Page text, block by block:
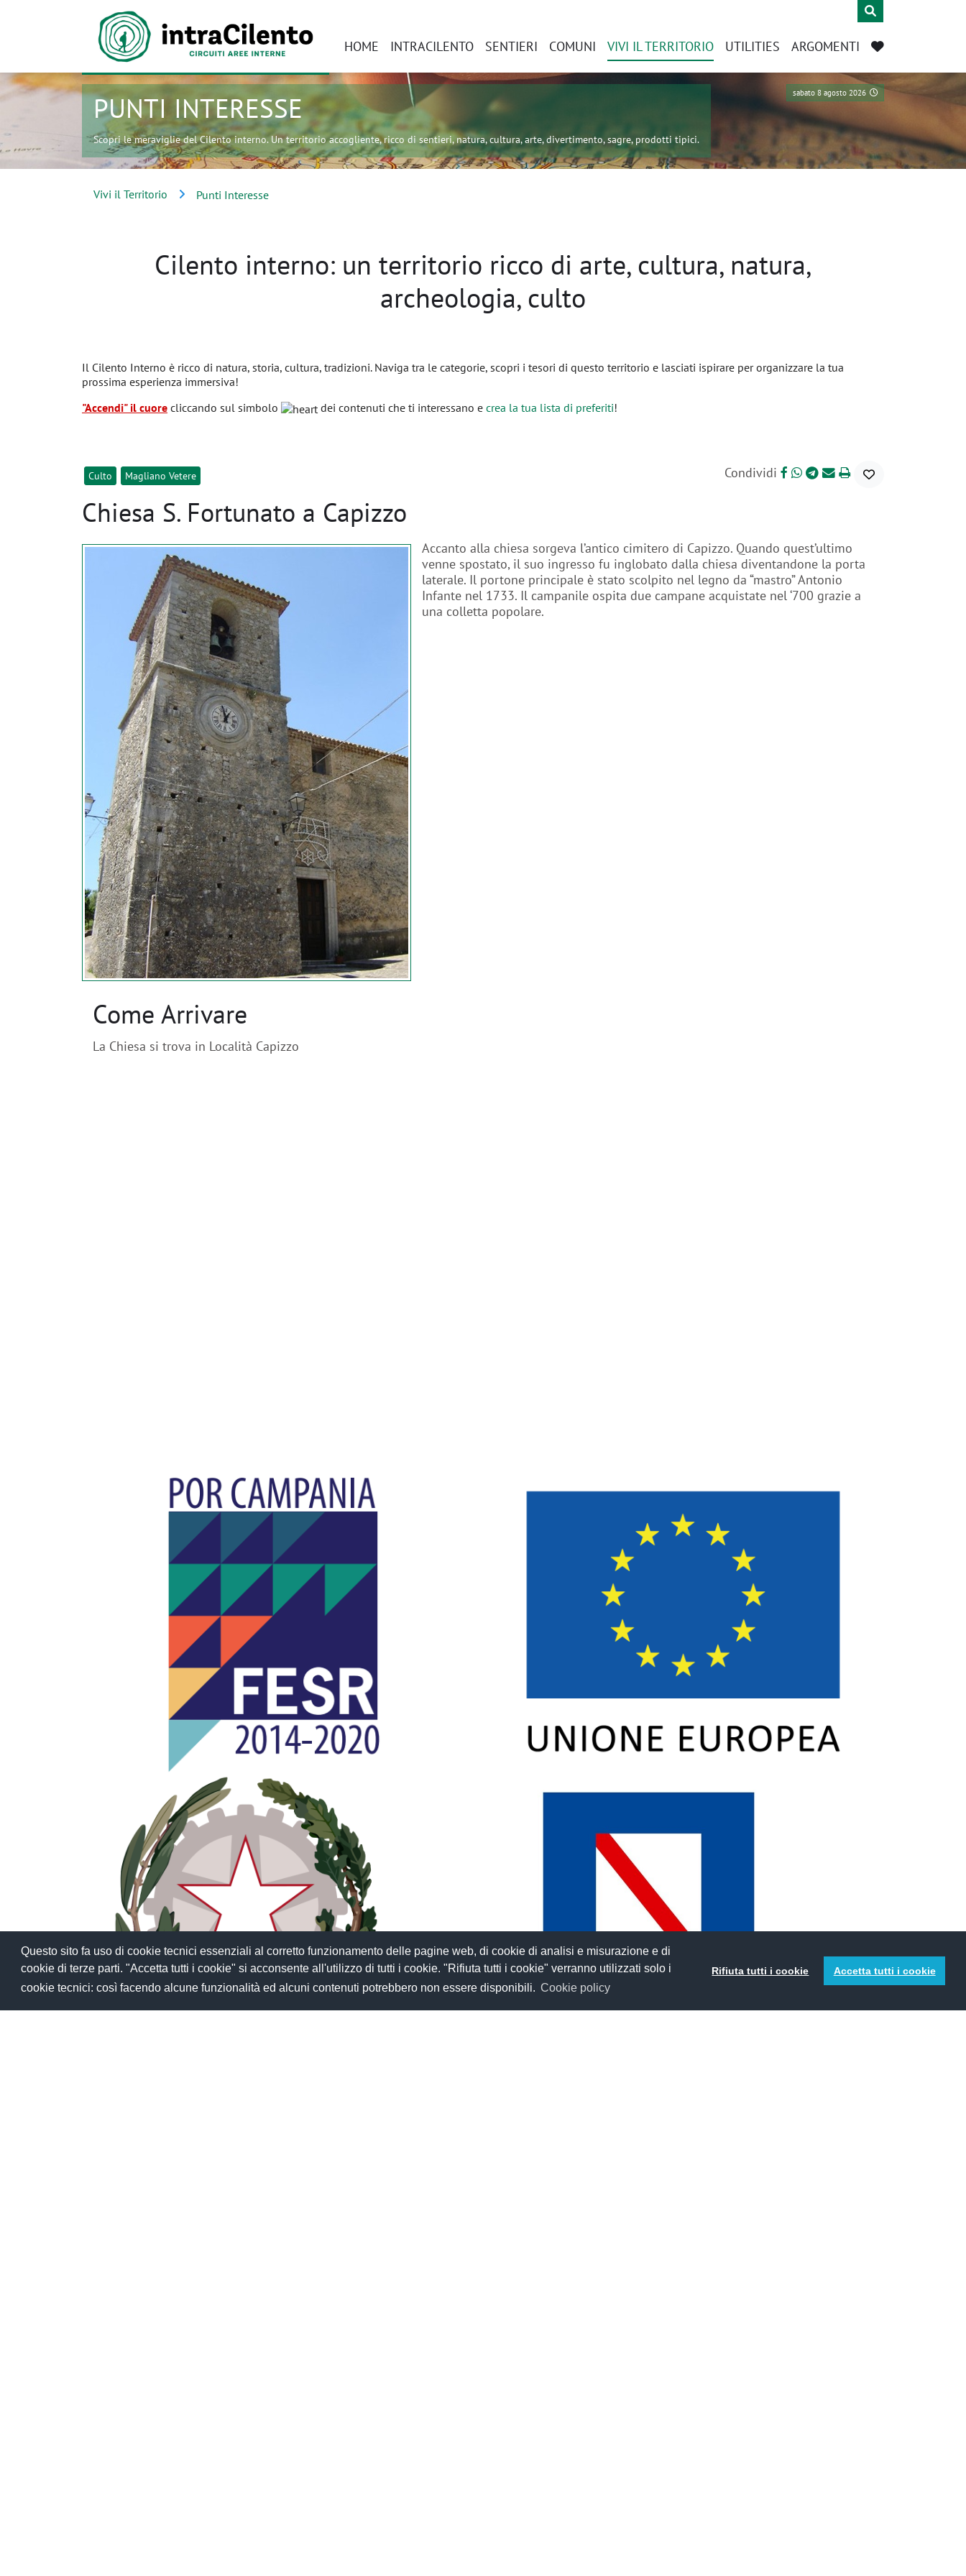
Questo sito fa uso di cookie tecnici essenziali al corretto funzionamento delle pagine web, di cookie di analisi e misurazione e di
cookie di terze parti. "Accetta tutti i cookie" si acconsente all'utilizzo di tutti i cookie. "Rifiuta tutti i cookie" verranno utilizzati solo i
cookie tecnici: così facendo alcune funzionalità ed alcuni contenuti potrebbero non essere disponibili. Cookie policy
Rifiuta tutti i cookie Accetta tutti i cookie
HOME INTRACILENTO SENTIERI COMUNI VIVI IL TERRITORIO UTILITIES ARGOMENTI
sabato 8 agosto 2026
PUNTI INTERESSE
Scopri le meraviglie del Cilento interno. Un territorio accogliente, ricco di sentieri, natura, cultura, arte, divertimento, sagre, prodotti tipici.
Vivi il Territorio Punti Interesse
Cilento interno: un territorio ricco di arte, cultura, natura,
archeologia, culto
Il Cilento Interno è ricco di natura, storia, cultura, tradizioni. Naviga tra le categorie, scopri i tesori di questo territorio e lasciati ispirare per organizzare la tua
prossima esperienza immersiva!
"Accendi" il cuore cliccando sul simbolo dei contenuti che ti interessano e crea la tua lista di preferiti!
Culto Magliano Vetere Condividi
Chiesa S. Fortunato a Capizzo
Accanto alla chiesa sorgeva l’antico cimitero di Capizzo. Quando quest’ultimo
venne spostato, il suo ingresso fu inglobato dalla chiesa diventandone la porta
laterale. Il portone principale è stato scolpito nel legno da “mastro” Antonio
Infante nel 1733. Il campanile ospita due campane acquistate nel ‘700 grazie a
una colletta popolare.
Come Arrivare
La Chiesa si trova in Località Capizzo